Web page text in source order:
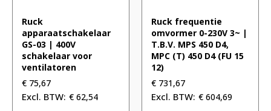
Ruck
apparaatschakelaar
GS-03 | 400V
schakelaar voor
ventilatoren
€ 75,67
€ 62,54
Ruck frequentie
omvormer 0-230V 3~ |
T.B.V. MPS 450 D4,
MPC (T) 450 D4 (FU 15
12)
€ 731,67
€ 604,69